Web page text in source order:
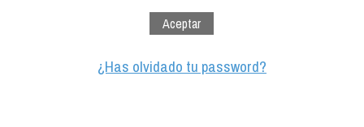
¿Has olvidado tu password?